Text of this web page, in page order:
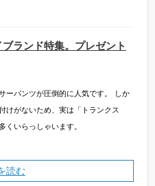
ランド特集。プレゼント
ーパンツが圧倒的に人気です。
しか
けがないため、実は「トランクス
くいらっしゃいます。
読む